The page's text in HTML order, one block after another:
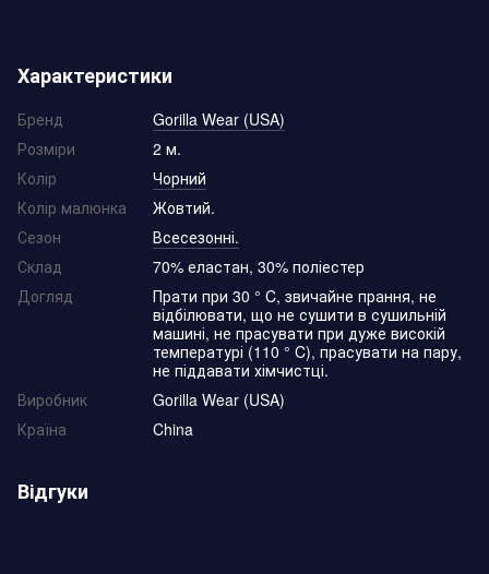
Характеристики
Бренд
Gorilla Wear (USA)
Розміри
2 м.
Колір
Чорний
Колір малюнка
Жовтий.
Сезон
Всесезонні.
Склад
70% еластан, 30% поліестер
Догляд
Прати при 30 ° C, звичайне прання, не
відбілювати, що не сушити в сушильній
машині, не прасувати при дуже високій
температурі (110 ° C), прасувати на пару,
не піддавати хімчистці.
Виробник
Gorilla Wear (USA)
Країна
China
Відгуки